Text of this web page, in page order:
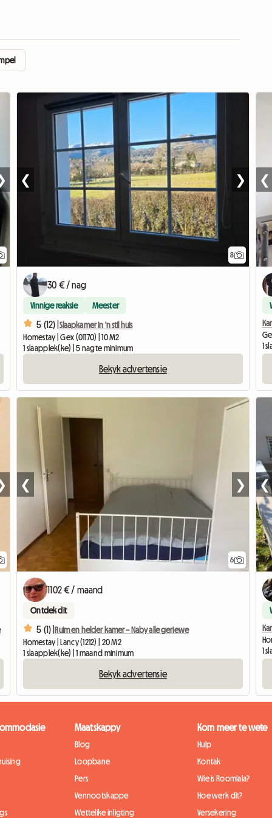
8
❮ ❯
30 € / nag
Vinnige reaksie Meester
5 (12) | Slaapkamer in 'n stil huis
Homestay | Gex (01170) | 10 M2
1 slaapplek(ke) | 5 nagte minimum
Bekyk advertensie
❮
1
6
❮ ❯
1102 € / maand
Ontdek dit
5 (1) |Ruim en helder kamer – Naby alle geriewe
Homestay | Lancy (1212) | 20 M2
1 slaapplek(ke) | 1 maand minimum
Bekyk advertensie
❮
1
Maatskappy
Blog
Loopbane
Pers
Vennootskappe
Wettelike inligting
Kom meer te wete
Hulp
Kontak
Wie is Roomlala?
Hoe werk dit?
Versekering